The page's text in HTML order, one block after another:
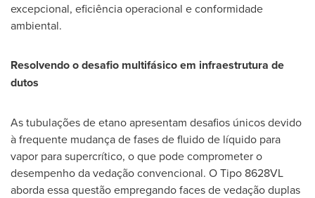
excepcional, eficiência operacional e conformidade
ambiental.
Resolvendo o desafio multifásico em infraestrutura de
dutos
As tubulações de etano apresentam desafios únicos devido
à frequente mudança de fases de fluido de líquido para
vapor para supercrítico, o que pode comprometer o
desempenho da vedação convencional. O Tipo 8628VL
aborda essa questão empregando faces de vedação duplas